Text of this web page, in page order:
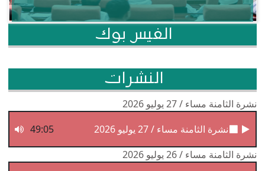
الفيس بوك
النشرات
نشرة الثامنة مساء / 27 يوليو 2026
نشرة الثامنة مساء / 27 يوليو 2026
49:05
نشرة الثامنة مساء / 26 يوليو 2026